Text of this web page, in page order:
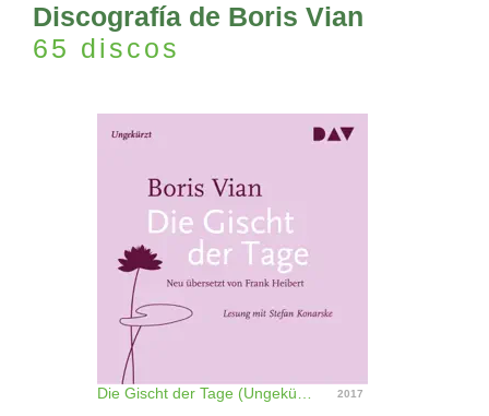
Discografía de Boris Vian
65 discos
2017